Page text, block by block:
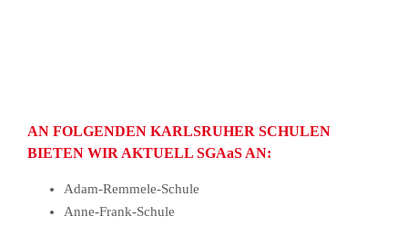
AN FOLGENDEN KARLSRUHER SCHULEN
BIETEN WIR AKTUELL SGAaS AN:
Adam-Remmele-Schule
Anne-Frank-Schule